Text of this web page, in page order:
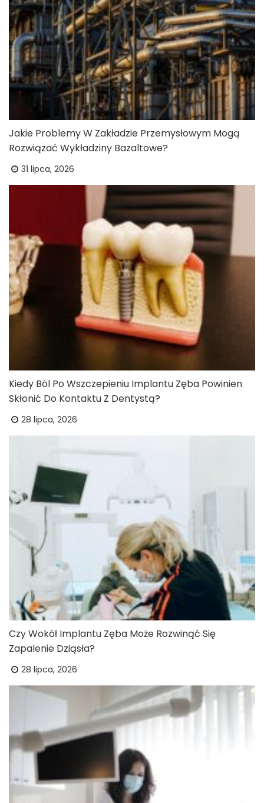
Jakie Problemy W Zakładzie Przemysłowym Mogą
Rozwiązać Wykładziny Bazaltowe?
31 lipca, 2026
Kiedy Ból Po Wszczepieniu Implantu Zęba Powinien
Skłonić Do Kontaktu Z Dentystą?
28 lipca, 2026
Czy Wokół Implantu Zęba Może Rozwinąć Się
Zapalenie Dziąsła?
28 lipca, 2026